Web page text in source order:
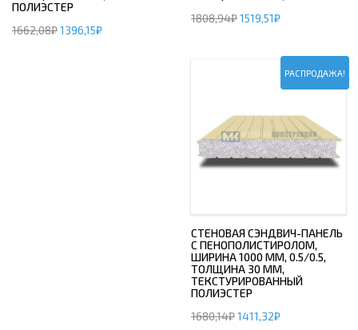
ПОЛИЭСТЕР
1662,08₽1396,15₽
1808,94₽1519,51₽
РАСПРОДАЖА!
СТЕНОВАЯ СЭНДВИЧ-ПАНЕЛЬ
С ПЕНОПОЛИСТИРОЛОМ,
ШИРИНА 1000 ММ, 0.5/0.5,
ТОЛЩИНА 30 ММ,
ТЕКСТУРИРОВАННЫЙ
ПОЛИЭСТЕР
1680,14₽1411,32₽